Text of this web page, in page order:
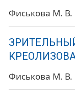
Фиськова М. В.
Фиськова М. В.